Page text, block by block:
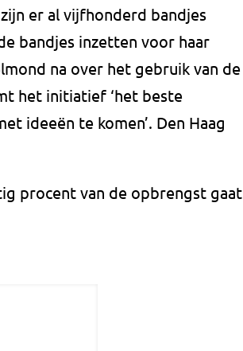
er al vijfhonderd bandjes
bandjes inzetten voor haar
na over het gebruik van de
het initiatief ‘het beste
ideeën te komen’. Den Haag
procent van de opbrengst gaat